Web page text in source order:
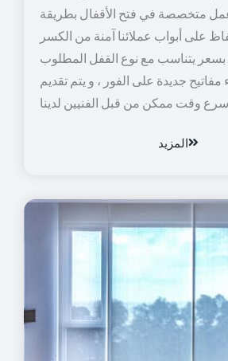
متخصصة في فتح الأقفال بطريقة
على أبواب عملائنا آمنة من الكسر
يتناسب مع نوع القفل المطلوب
مفاتيح جديدة على الفور ، و يتم تقديم
المزيد